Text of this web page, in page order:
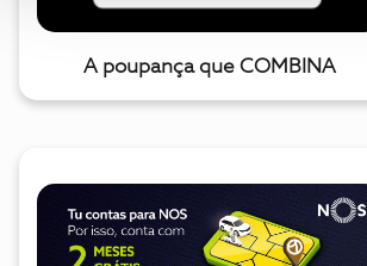
A poupança que COMBINA